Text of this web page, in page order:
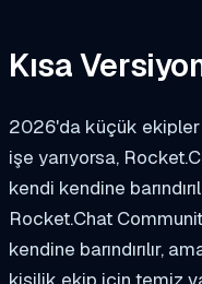
Kısa
2026'da küçük ekipler
işe yarıyorsa,
kendi kendine
Rocket.Chat
kendine barındırılır,
kişilik ekip için temiz